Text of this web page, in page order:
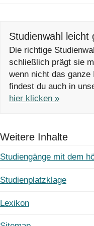
Studienwahl leicht
Die richtige
schließlich prägt sie
wenn nicht das ganze
findest du auch in
hier klicken »
Weitere Inhalte
Studiengänge mit dem
Studienplatzklage
Lexikon